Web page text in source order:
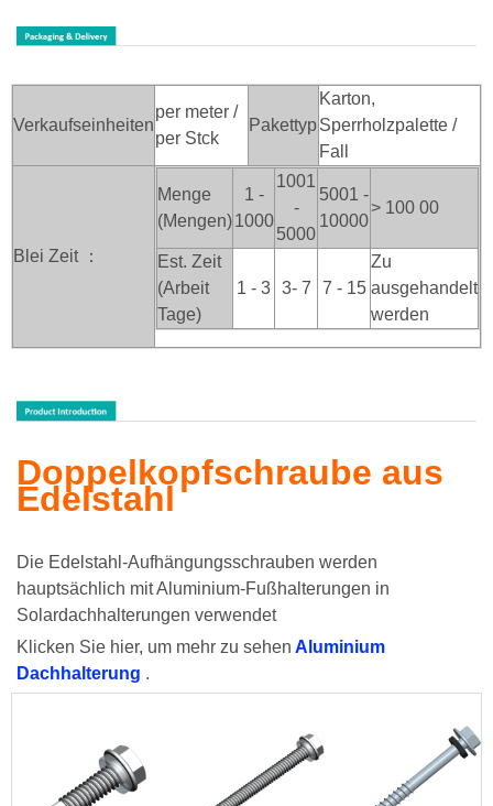
Verkaufseinheiten
per meter /
per Stck
Pakettyp
Karton,
Sperrholzpalette /
Fall
Blei Zeit ：
Menge
(Mengen)
1 -
1000
1001
-
5000
5001 -
10000
> 100 00
Est. Zeit
(Arbeit
Tage)
1 - 3 3- 7 7 - 15
Zu
ausgehandelt
werden
Doppelkopfschraube aus
Edelstahl
Die Edelstahl-Aufhängungsschrauben werden
hauptsächlich mit Aluminium-Fußhalterungen in
Solardachhalterungen verwendet
Klicken Sie hier, um mehr zu sehen Aluminium
Dachhalterung .